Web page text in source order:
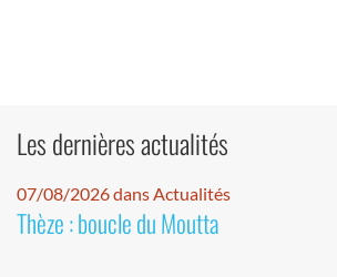
Les dernières actualités
07/08/2026 dans Actualités
Thèze : boucle du Moutta